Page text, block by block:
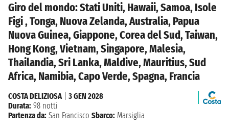
Giro del mondo: Stati Uniti, Hawaii, Samoa, Isole
Figi , Tonga, Nuova Zelanda, Australia, Papua
Nuova Guinea, Giappone, Corea del Sud, Taiwan,
Hong Kong, Vietnam, Singapore, Malesia,
Thailandia, Sri Lanka, Maldive, Mauritius, Sud
Africa, Namibia, Capo Verde, Spagna, Francia
COSTA DELIZIOSA| 3 GEN 2028
Durata: 98 notti
Partenza da: San Francisco Sbarco: Marsiglia